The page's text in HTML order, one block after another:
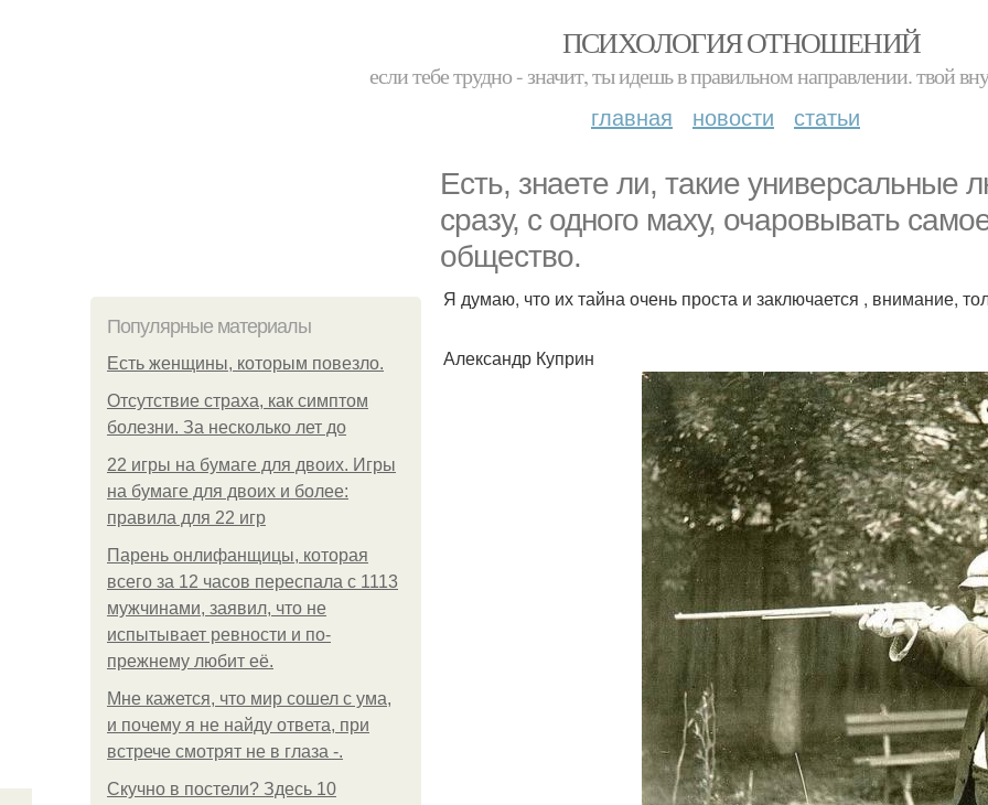
ПСИХОЛОГИЯ ОТНОШЕНИЙ
если тебе трудно - значит, ты идешь в правильном направлении. твой
главная новости статьи
Есть, знаете ли, такие универсальные
сразу, с одного маху, очаровывать
общество.
Популярные материалы
Есть женщины, которым повезло.
Отсутствие страха, как симптом
болезни. За несколько лет до
22 игры на бумаге для двоих. Игры
на бумаге для двоих и более:
правила для 22 игр
Парень онлифанщицы, которая
всего за 12 часов переспала с 1113
мужчинами, заявил, что не
испытывает ревности и по-
прежнему любит её.
Мне кажется, что мир сошел с ума,
и почему я не найду ответа, при
встрече смотрят не в глаза -.
Скучно в постели? Здесь 10
Я думаю, что их тайна очень проста и заключается , внимание,
Александр Куприн